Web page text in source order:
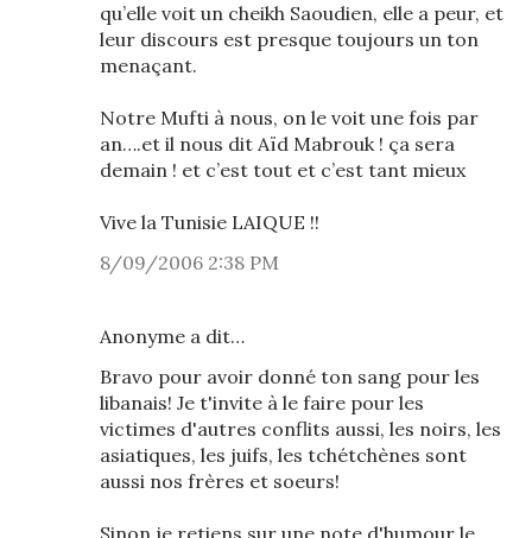
qu’elle voit un cheikh Saoudien, elle a peur, et
leur discours est presque toujours un ton
menaçant.
Notre Mufti à nous, on le voit une fois par
an….et il nous dit Aïd Mabrouk ! ça sera
demain ! et c’est tout et c’est tant mieux
Vive la Tunisie LAIQUE !!
8/09/2006 2:38 PM
Anonyme a dit…
Bravo pour avoir donné ton sang pour les
libanais! Je t'invite à le faire pour les
victimes d'autres conflits aussi, les noirs, les
asiatiques, les juifs, les tchétchènes sont
aussi nos frères et soeurs!
Sinon je retiens sur une note d'humour le